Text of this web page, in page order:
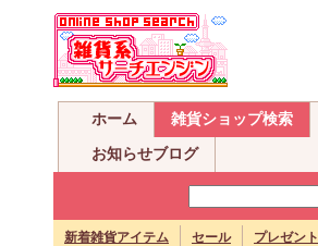
ホーム 雑貨ショップ検索
お知らせブログ
新着雑貨アイテム セール プレゼント